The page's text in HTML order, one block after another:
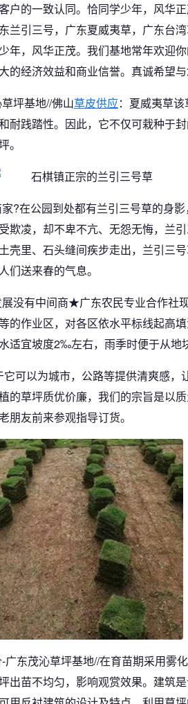
户的一致认同。恰同学少年，风华
兰引三号，广东夏威夷草，广东台
年，风华正茂。我们基地常年欢迎
经济效益和商业信誉。真诚希望与
坪基地//佛山草皮供应：夏威夷草
践踏性。因此，它不仅可栽种于
。
?在公园到处都有兰引三号草的身
凌，却不卑不亢、无怨无悔，兰
壳里、石头缝间疾步走出，兰引三
送来春的气息。
没有中间商★广东农民专业合作社
的作业区，对各区依水平标线起高
适宜坡度2‰左右，雨季时便于从地
可以为城市，公路等提供清爽感
草坪质优价廉，我们的宗旨是以
友前来参观指导订货。
东茂沁草坪基地//在育苗期采用雾
出苗不均匀，影响观赏效果。建筑